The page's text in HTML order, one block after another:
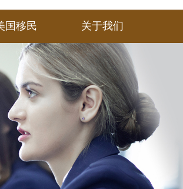
国移民 关于我们